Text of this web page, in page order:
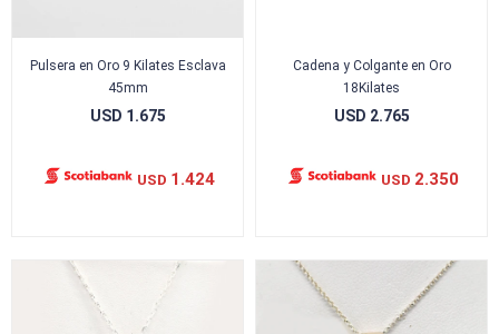
Pulsera en Oro 9 Kilates Esclava
45mm
USD 1.675
USD 1.424
Cadena y Colgante en Oro
18Kilates
USD 2.765
USD 2.350